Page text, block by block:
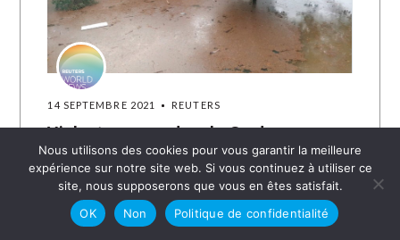
14 SEPTEMBRE 2021 REUTERS
Violents orages dans le Gard, une
personne recherchée
PARIS (Reuters) - Une personne était
toujours recherchée mardi soir après les
violents orages qui se sont abattus dans la
Nous utilisons des cookies pour vous garantir la meilleure
expérience sur notre site web. Si vous continuez à utiliser ce
site, nous supposerons que vous en êtes satisfait.
OK
Non Politique de confidentialité